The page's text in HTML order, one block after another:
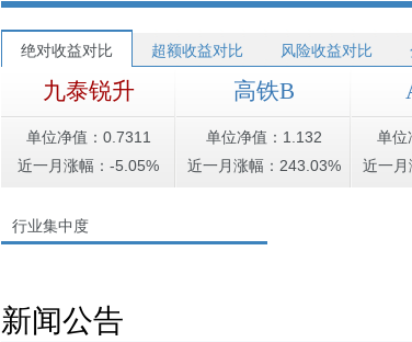
绝对收益对比 超额收益对比 风险收益对比
九泰锐升
单位净值：0.7311
近一月涨幅：-5.05%
高铁B
单位净值：1.132
近一月涨幅：243.03%
单位
近一
行业集中度
新闻公告